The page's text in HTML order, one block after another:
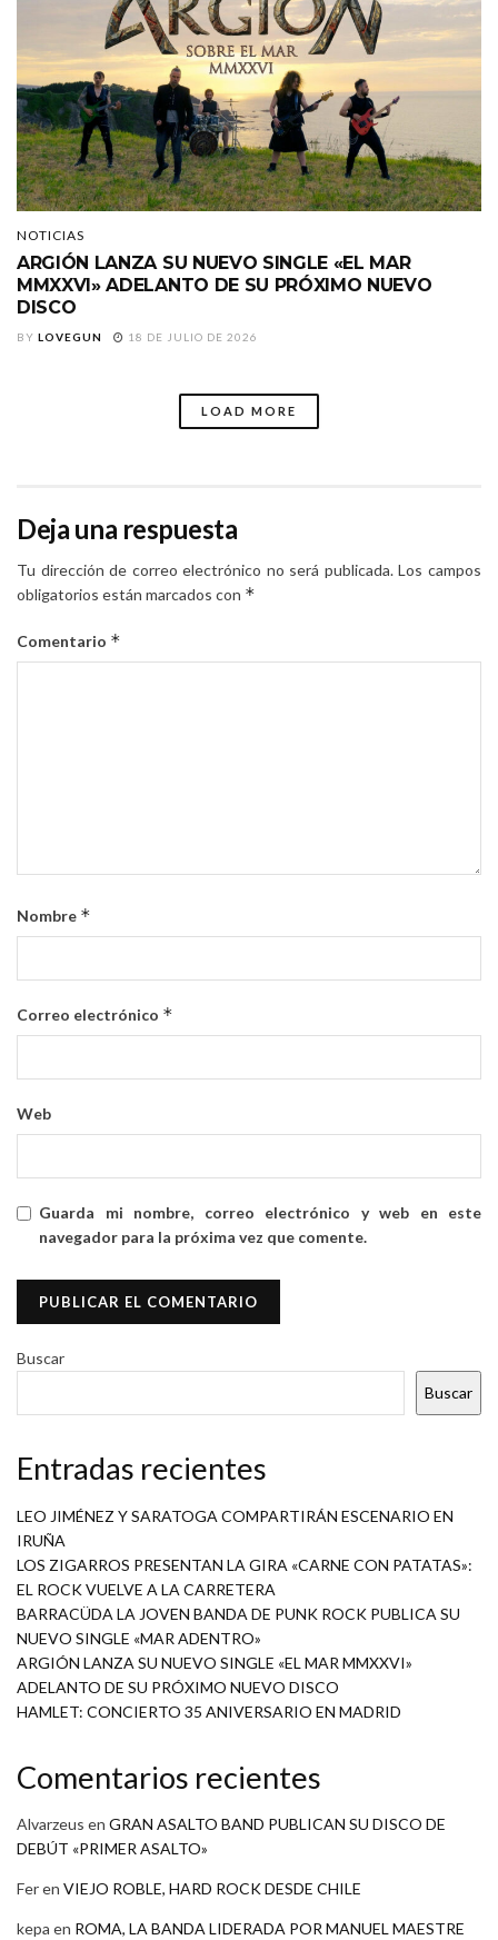
NOTICIAS
ARGIÓN LANZA SU NUEVO SINGLE «EL MAR
MMXXVI» ADELANTO DE SU PRÓXIMO NUEVO
DISCO
BY LOVEGUN 18 DE JULIO DE 2026
LOAD MORE
Deja una respuesta
Tu dirección de correo electrónico no será publicada. Los campos
obligatorios están marcados con *
Comentario *
Nombre *
Correo electrónico *
Web
Guarda mi nombre, correo electrónico y web en este
navegador para la próxima vez que comente.
Buscar
Buscar
Entradas recientes
LEO JIMÉNEZ Y SARATOGA COMPARTIRÁN ESCENARIO EN
IRUÑA
LOS ZIGARROS PRESENTAN LA GIRA «CARNE CON PATATAS»:
EL ROCK VUELVE A LA CARRETERA
BARRACÜDA LA JOVEN BANDA DE PUNK ROCK PUBLICA SU
NUEVO SINGLE «MAR ADENTRO»
ARGIÓN LANZA SU NUEVO SINGLE «EL MAR MMXXVI»
ADELANTO DE SU PRÓXIMO NUEVO DISCO
HAMLET: CONCIERTO 35 ANIVERSARIO EN MADRID
Comentarios recientes
Alvarzeus en GRAN ASALTO BAND PUBLICAN SU DISCO DE
DEBÚT «PRIMER ASALTO»
Feren VIEJO ROBLE, HARD ROCK DESDE CHILE
kepa en ROMA, LA BANDA LIDERADA POR MANUEL MAESTRE